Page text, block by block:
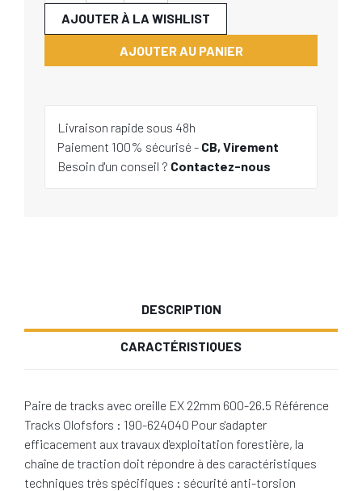
AJOUTER AU PANIER
AJOUTER À LA WISHLIST
Livraison rapide sous 48h
Paiement 100% sécurisé - CB, Virement
Besoin d'un conseil ? Contactez-nous
DESCRIPTION
CARACTÉRISTIQUES
Paire de tracks avec oreille EX 22mm 600-26.5 Référence
Tracks Olofsfors : 190-624040 Pour s'adapter
efficacement aux travaux d'exploitation forestière, la
chaîne de traction doit répondre à des caractéristiques
techniques très spécifiques : sécurité anti-torsion